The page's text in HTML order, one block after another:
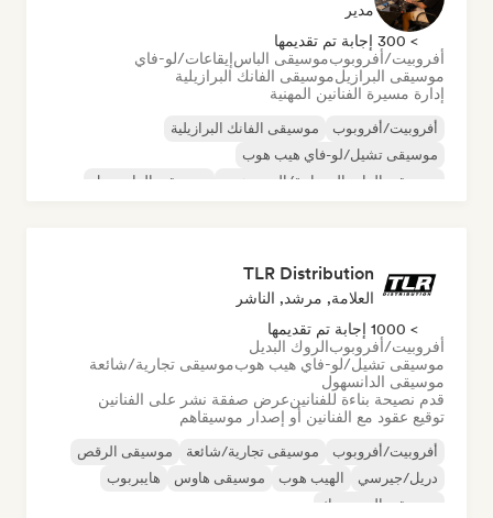
مدير
> 300 إجابة تم تقديمها
أفروبيت/أفروبوبموسيقى الباسإيقاعات/لو-فاي
موسيقى البرازيلموسيقى الفانك البرازيلية
إدارة مسيرة الفنانين المهنية
أفروبيت/أفروبوب
موسيقى الفانك البرازيلية
موسيقى تشيل/لو-فاي هيب هوب
موسيقى الراب السحابية/الهيب هوب
موسيقى الدانسهول
TLR Distribution
العلامة, مرشد, الناشر
> 1000 إجابة تم تقديمها
أفروبيت/أفروبوبالروك البديل
موسيقى تشيل/لو-فاي هيب هوبموسيقى تجارية/شائعة
موسيقى الدانسهول
قدم نصيحة بناءة للفنانينعرض صفقة نشر على الفنانين
توقيع عقود مع الفنانين أو إصدار موسيقاهم
أفروبيت/أفروبوب موسيقى تجارية/شائعة
موسيقى الرقص
دريل/جيرسي
الهيب هوب موسيقى هاوس
هايبربوب
موسيقى البوب روك